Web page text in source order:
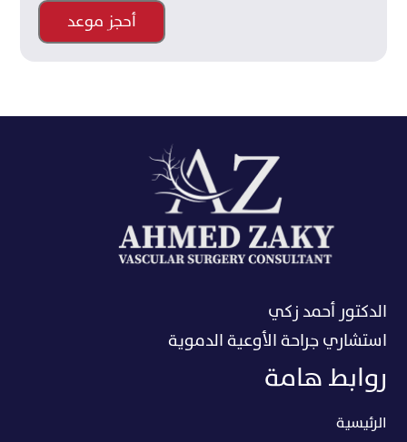
روابط هامة
الرئيسية
الدكتور أحمد زكي
استشاري جراحة الأوعية الدموية